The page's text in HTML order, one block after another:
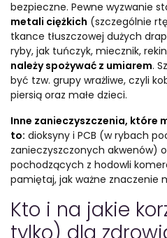
bezpieczne. Pewne wyzwanie
metali ciężkich (szczególnie
tkance tłuszczowej dużych
ryby, jak tuńczyk, miecznik,
należy spożywać z umiarem.
być tzw. grupy wrażliwe, czyli
piersią oraz małe dzieci.
Inne zanieczyszczenia, które
to: dioksyny i PCB (w rybach
zanieczyszczonych akwenów)
pochodzących z hodowli
pamiętaj, jak ważne znaczenie
Kto i na jakie